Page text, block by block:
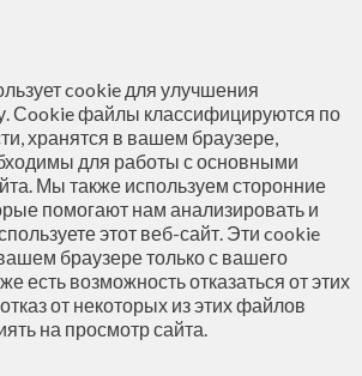
cookie для улучшения
Сookie файлы классифицируются по
хранятся в вашем браузере,
для работы с основными
Мы также используем сторонние
помогают нам анализировать и
этот веб-сайт. Эти cookie
браузере только с вашего
есть возможность отказаться от этих
от некоторых из этих файлов
на просмотр сайта.